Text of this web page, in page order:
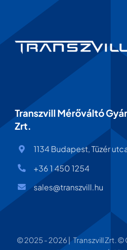
Transzvill Mérőváltó
Zrt.
1134 Budapest, Tüzér
+36 1 450 1254
sales@transzvill.hu
© 2025 - 2026 | Transzvill Zrt.